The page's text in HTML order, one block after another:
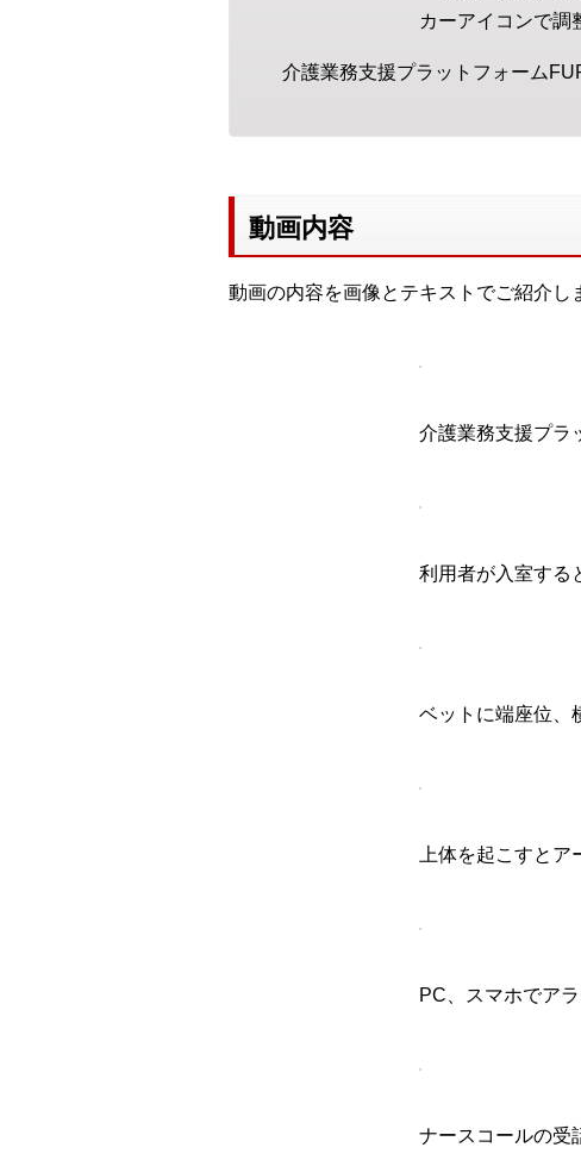
カーアイコンで調
介護業務支援プラットフォーム
動画内容
動画の内容を画像とテキストでご紹介し
介護業務支援プラ
利用者が入室する
ベットに端座位、
上体を起こすとア
PC、スマホでア
ナースコールの受